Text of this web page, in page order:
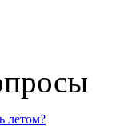
летом?